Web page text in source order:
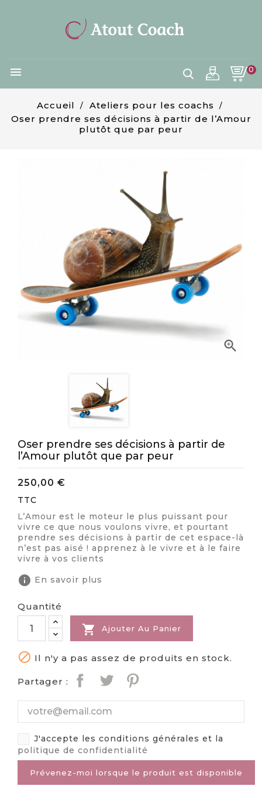
 0
Accueil
Ateliers pour les coachs
Oser prendre ses décisions à partir de l’Amour
plutôt que par peur

Oser prendre ses décisions à partir de
l’Amour plutôt que par peur
250,00 €
TTC
L’Amour est le moteur le plus puissant pour
vivre ce que nous voulons vivre, et pourtant
prendre ses décisions à partir de cet espace-là
n’est pas aisé ! apprenez à le vivre et à le faire
vivre à vos clients
info En savoir plus
Quantité
 Ajouter Au Panier
 Il n'y a pas assez de produits en stock.
Partager :
J'accepte les conditions générales et la
politique de confidentialité
Prévenez-moi lorsque le produit est disponible